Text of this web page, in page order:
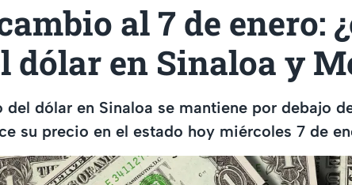
al 7 de enero:
dólar en Sinaloa y
dólar en Sinaloa se mantiene por debajo
su precio en el estado hoy miércoles 7 de